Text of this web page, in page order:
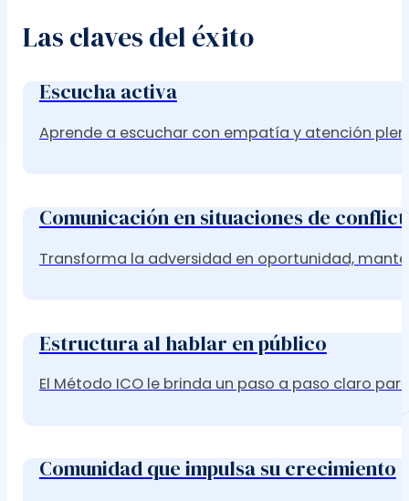
Las claves del éxito
Escucha activa
Aprende a escuchar con empatía y atención
Comunicación en situaciones de
Transforma la adversidad en oportunidad,
Estructura al hablar en público
El Método ICO le brinda un paso a paso claro
Comunidad que impulsa su crecimiento